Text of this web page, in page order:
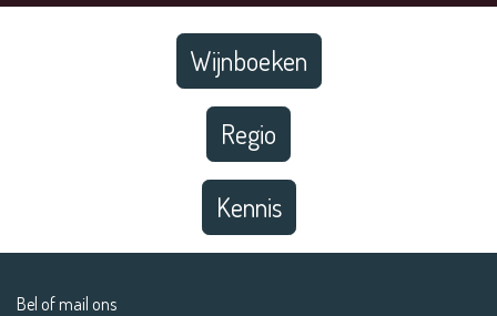
Wijnboeken
Regio
Kennis
Bel of mail ons